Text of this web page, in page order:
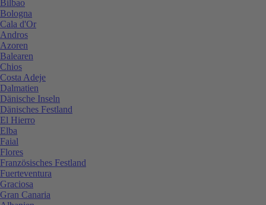
Bilbao
Bologna
Cala d'Or
Andros
Azoren
Balearen
Chios
Costa Adeje
Dalmatien
Dänische Inseln
Dänisches Festland
El Hierro
Elba
Faial
Flores
Französisches Festland
Fuerteventura
Graciosa
Gran Canaria